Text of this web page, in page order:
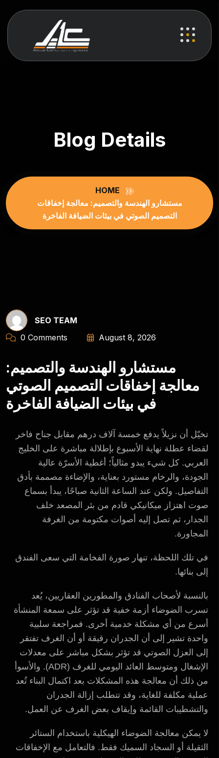
Blog Details
HOME
مستشارو الهندسة والتصميم: معالجة إخفاقات
التصميم الصوتي في بيئات الضيافة الفاخرة
SEO TEAM
0 Comments
August 8, 2026
مستشارو الهندسة والتصميم:
معالجة إخفاقات التصميم الصوتي
في بيئات الضيافة الفاخرة
تخيّل أن نزيلاً يدفع خمسة آلاف درهم مقابل جناح فاخر
لقضاء عطلة نهاية الأسبوع بإطلالة مباشرة على الخليج
العربي. كل شيء يبدو مثالياً؛ أغطية الأسرّة عالية
الجودة، والرخام مستورد بعناية، والإضاءة مصممة بأدق
التفاصيل. ولكن عند الساعة الثانية صباحًا، يبدأ بسماع
صوت اهتزاز ميكانيكي قادم من بئر المصعد خلف
الجدار، ثم تصل إليه أصوات مكتومة من الغرفة
المجاورة.
في تلك اللحظة، تنهار صورة الفخامة التي سعى الفندق
إلى بنائها.
بالنسبة لأصحاب الفنادق والمطورين العقاريين، يُعد
تسرب الضوضاء أزمة خفية قد تؤثر على سمعة المنشأة
أسرع من أي مشكلة خدمية أخرى. فمراجعة سلبية
واحدة تشير إلى أن الجدران رقيقة أو أن الغرف تفتقر
إلى العزل الصوتي قد تؤثر بشكل مباشر على معدلات
الإشغال ومتوسط العائد اليومي للغرف (ADR). والأسوأ
من ذلك أن معالجة هذه المشكلات بعد اكتمال البناء تُعد
عملية مكلفة للغاية، وقد تتطلب إزالة الجدران
والتشطيبات القائمة وإيقاف بعض الغرف عن العمل.
لا يمكن معالجة الضوضاء الهيكلية باستخدام الستائر
الثقيلة أو السجاد السميك فقط. فالتعامل مع الإخفاقات